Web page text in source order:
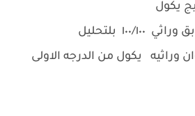
يكول
بلتحليل
وراثيه يكول من الدرجه الاولى